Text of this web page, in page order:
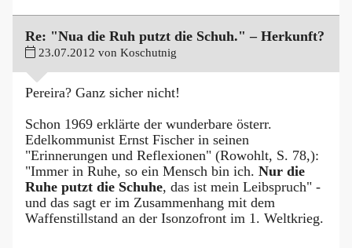
Re: "Nua die Ruh putzt die Schuh." – Herkunft?
23.07.2012 von Koschutnig
Pereira? Ganz sicher nicht!
Schon 1969 erklärte der wunderbare österr.
Edelkommunist Ernst Fischer in seinen
"Erinnerungen und Reflexionen" (Rowohlt, S. 78,):
"Immer in Ruhe, so ein Mensch bin ich. Nur die
Ruhe putzt die Schuhe, das ist mein Leibspruch" -
und das sagt er im Zusammenhang mit dem
Waffenstillstand an der Isonzofront im 1. Weltkrieg.